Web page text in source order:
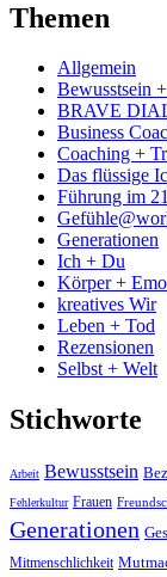
Themen
Allgemein
Bewusstsein
BRAVE
Business
Coaching +
Das flüssige
Führung im
Generationen
Ich + Du
Körper +
kreatives Wir
Leben + Tod
Rezensionen
Selbst + Welt
Stichworte
Arbeit Bewusstsein
Fehlerkultur Frauen
Generationen
Mitmenschlichkeit